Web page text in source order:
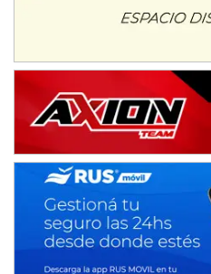
Ciudad de Trenque Lauquen (Asfalto)
ENTRERRIANO - F6
Villaguay (Entre Ríos)
El Cerro (Tierra)
Victoria (Entre Ríos)
PATAGONICO - F6
Moto Club Reginense (Tierra)
Gral. E. Godoy (Río Negro)